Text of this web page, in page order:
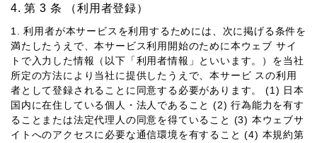
第 3 条 （利⽤者登録）
1. 利⽤者が本サービスを利⽤するためには、次に掲げる条件を
満たしたうえで、本サービス利⽤開始のために本ウェブ サイ
トで⼊⼒した情報（以下「利⽤者情報」といいます。）を当社
所定の⽅法により当社に提供したうえで、本サービ スの利⽤
者として登録されることに同意する必要があります。 (1) ⽇本
国内に在住している個⼈・法⼈であること (2) ⾏為能⼒を有す
ることまたは法定代理⼈の同意を得ていること (3) 本ウェブサ
イトへのアクセスに必要な通信環境を有すること (4) 本規約第